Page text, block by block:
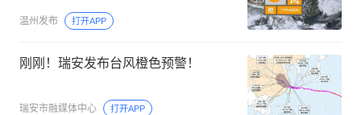
温州发布 打开APP
刚刚！瑞安发布台风橙色预警！
瑞安市融媒体中心 打开APP